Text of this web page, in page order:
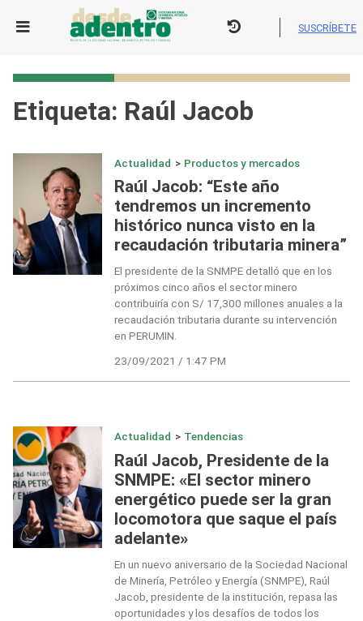
SUSCRÍBETE
Etiqueta: Raúl Jacob
Actualidad > Productos y mercados
Raúl Jacob: “Este año
tendremos un incremento
histórico nunca visto en la
recaudación tributaria minera”
El presidente de la SNMPE detalló que en los
próximos cinco años el sector minero
contribuiría con S/ 17,300 millones anuales a la
recaudación tributaria durante su intervención
en PERUMIN.
23/09/2021 / 1:47 PM
Actualidad > Tendencias
Raúl Jacob, Presidente de la
SNMPE: «El sector minero
energético puede ser la gran
locomotora que saque el país
adelante»
En un nuevo aniversario de la Sociedad Nacional
de Minería, Petróleo y Energía (SNMPE), Raúl
Jacob, presidente de la institución, repasa las
oportunidades y los desafíos de todos los